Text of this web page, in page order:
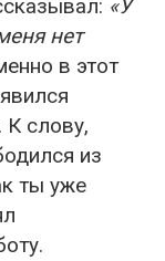
«У
нет
в этот
слову,
из
ты уже